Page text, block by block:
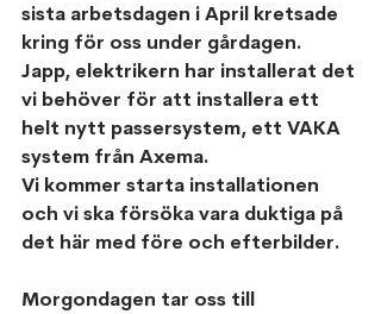
sista arbetsdagen i April kretsade
kring för oss under gårdagen.
Japp, elektrikern har installerat det
vi behöver för att installera ett
helt nytt passersystem, ett VAKA
system från Axema.
Vi kommer starta installationen
och vi ska försöka vara duktiga på
det här med före och efterbilder.
Morgondagen tar oss till